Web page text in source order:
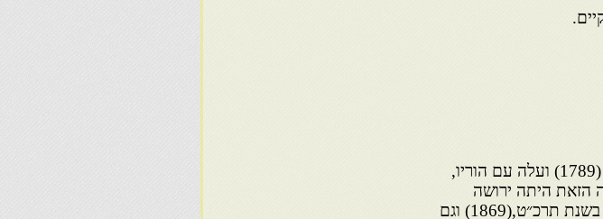
הראשון במשפחת עבו, ר׳ שמואל שנולד באלג׳יר בשנת תקמ״ט (1789) ועלה עם הוריו,
הזאת היתה ירושה
לזרעו. גם רבי אברהם חיים בנו היה שליח צפת וירושלים להודו בשנת תרכ״ט,(1869) וגם